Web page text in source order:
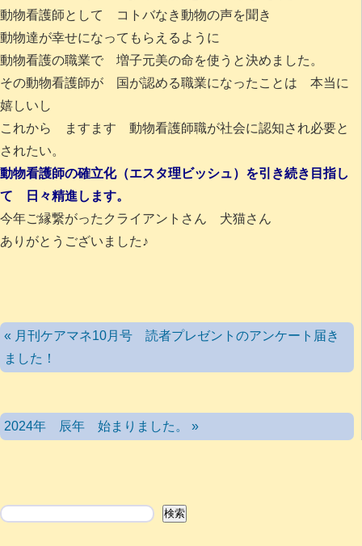
動物看護師として コトバなき動物の声を聞き
動物達が幸せになってもらえるように
動物看護の職業で 増子元美の命を使うと決めました。
その動物看護師が 国が認める職業になったことは 本当に
嬉しいし
これから ますます 動物看護師職が社会に認知され必要と
されたい。
動物看護師の確立化（エスタ理ビッシュ）を引き続き目指し
て 日々精進します。
今年ご縁繋がったクライアントさん 犬猫さん
ありがとうございました♪
« 月刊ケアマネ10月号 読者プレゼントのアンケート届き
ました！
2024年 辰年 始まりました。 »
検索 検索